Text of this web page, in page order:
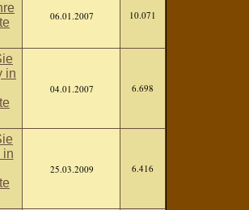
06.01.2007 10.071
04.01.2007 6.698
25.03.2009 6.416